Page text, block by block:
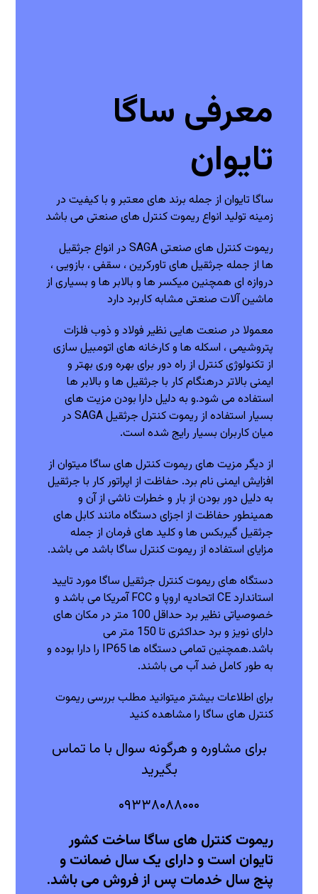
معرفی ساگا
تایوان
ساگا تایوان از جمله برند های معتبر و با کیفیت در
زمینه تولید انواع ریموت کنترل های صنعتی می باشد
ریموت کنترل های صنعتی SAGA در انواع جرثقیل
ها از جمله جرثقیل های تاورکرین ، سقفی ، بازویی ،
دروازه ای همچنین میکسر ها و بالابر ها و بسیاری از
ماشین آلات صنعتی مشابه کاربرد دارد
معمولا در صنعت هایی نظیر فولاد و ذوب فلزات
پتروشیمی ، اسکله ها و کارخانه های اتومبیل سازی
از تکنولوژی کنترل از راه دور برای بهره وری بهتر و
ایمنی بالاتر درهنگام کار با جرثقیل ها و بالابر ها
استفاده می شود.و به دلیل دارا بودن مزیت های
بسیار استفاده از ریموت کنترل جرثقیل SAGA در
میان کاربران بسیار رایج شده است.
از دیگر مزیت های ریموت کنترل های ساگا میتوان از
افزایش ایمنی نام برد. حفاظت از اپراتور کار با جرثقیل
به دلیل دور بودن از بار و خطرات ناشی از آن و
همینطور حفاظت از اجزای دستگاه مانند کابل های
جرثقیل گیربکس ها و کلید های فرمان از جمله
مزایای استفاده از ریموت کنترل ساگا باشد می باشد.
دستگاه های ریموت کنترل جرثقیل ساگا مورد تایید
استاندارد CE اتحادیه اروپا و FCC آمریکا می باشد و
خصوصیاتی نظیر برد حداقل 100 متر در مکان های
دارای نویز و برد حداکثری تا 150 متر می
باشد.همچنین تمامی دستگاه ها IP65 را دارا بوده و
به طور کامل ضد آب می باشند.
برای اطلاعات بیشتر میتوانید مطلب بررسی ریموت
کنترل های ساگا را مشاهده کنید
برای مشاوره و هرگونه سوال با ما تماس
بگیرید
۰۹۳۳۸۰۸۸۰۰۰
ریموت کنترل های ساگا ساخت کشور
تایوان است و دارای یک سال ضمانت و
پنج سال خدمات پس از فروش می باشد.